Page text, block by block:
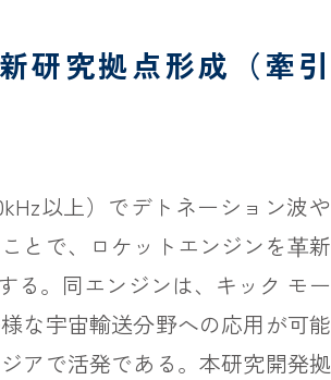
研究拠点形成（牽引
以上）でデトネーション波や
とで、ロケットエンジンを⾰新
る。同エンジンは、キック モー
な宇宙輸送分野への応用が可能
アで活発である。本研究開発拠